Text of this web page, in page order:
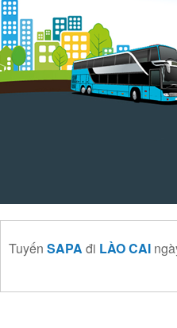
Tuyến SAPA đi LÀO CAI